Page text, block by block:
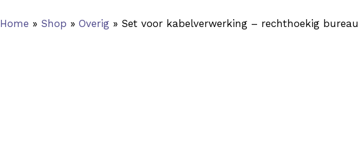
Home » Shop » Overig » Set voor kabelverwerking – rechthoekig bureau